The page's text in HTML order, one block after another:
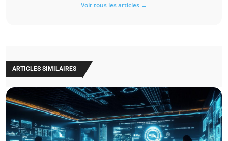
Voir tous les articles →
ARTICLES SIMILAIRES